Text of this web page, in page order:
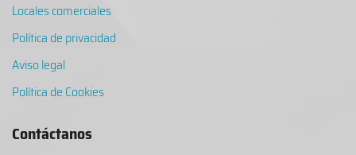
Locales comerciales
Política de privacidad
Aviso legal
Política de Cookies
Contáctanos